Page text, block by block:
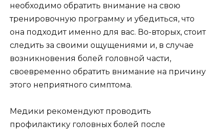
необходимо обратить внимание на свою
тренировочную программу и убедиться, что
она подходит именно для вас. Во-вторых, стоит
следить за своими ощущениями и, в случае
возникновения болей головной части,
своевременно обратить внимание на причину
этого неприятного симптома.
Медики рекомендуют проводить
профилактику головных болей после